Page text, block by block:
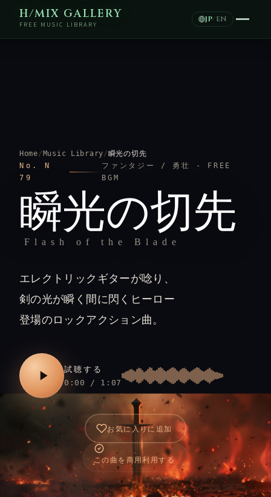
H/MIX GALLERY
FREE MUSIC LIBRARY
JP/ EN
Home/ Music Library/瞬光の切先
No. N
79
ファンタジー / 勇壮 - FREE
BGM
瞬光の切先
Flash of the Blade
エレクトリックギターが唸り、
剣の光が瞬く間に閃くヒーロー
登場のロックアクション曲。
試聴する
0:00 / 1:07
お気に入りに追加
この曲を商用利用する